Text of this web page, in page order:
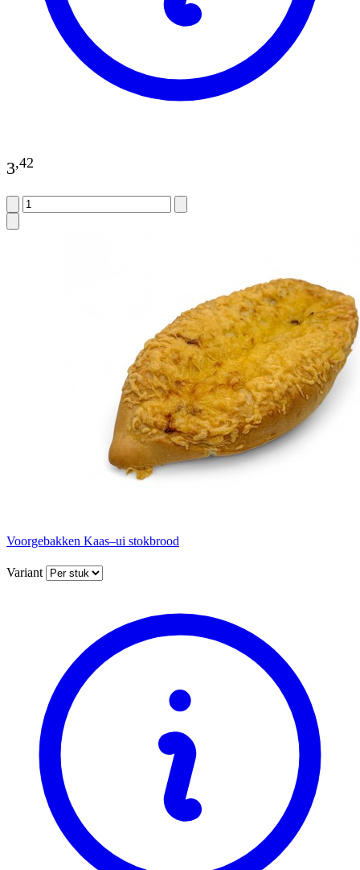
3,42
Voorgebakken Kaas–ui stokbrood
Variant